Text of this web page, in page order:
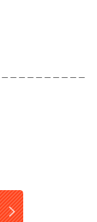
＿＿＿＿＿＿＿＿＿